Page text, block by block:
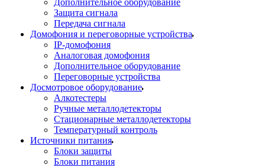
Дополнительное оборудование
Защита сигнала
Передача сигнала
Домофония и переговорные устройства
IP-домофония
Аналоговая домофония
Дополнительное оборудование
Переговорные устройства
Досмотровое оборудование
Алкотестеры
Ручные металлодетекторы
Стационарные металлодетекторы
Температурный контроль
Источники питания
Блоки защиты
Блоки питания